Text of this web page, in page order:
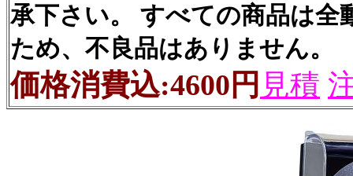
承下さい。 すべての商品は全
ため、不良品はありません。
価格消費込:4600円 見積